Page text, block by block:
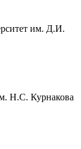
им. Д.И.
Н.С. Курнакова